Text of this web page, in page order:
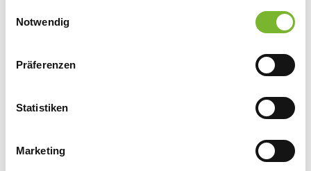
Datenschutzerklärung
Notwendig
Präferenzen
Statistiken
Marketing
Download